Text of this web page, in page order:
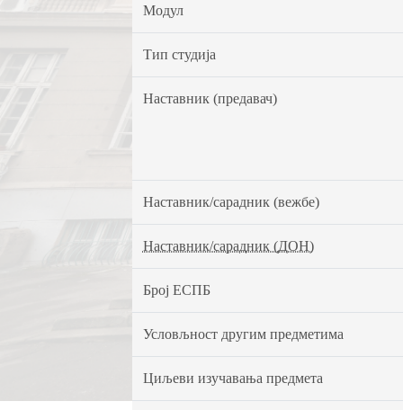
Модул
Тип студија
Наставник (предавач)
Наставник/сарадник (вежбе)
Наставник/сарадник (ДОН)
Број ЕСПБ
Условљност другим предметима
Циљеви изучавања предмета